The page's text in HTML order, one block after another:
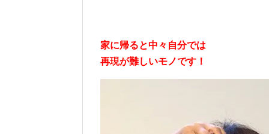
家に帰ると中々自分では
再現が難しいモノです！